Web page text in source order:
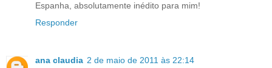
Espanha, absolutamente inédito para mim!
Responder
ana claudia 2 de maio de 2011 às 22:14